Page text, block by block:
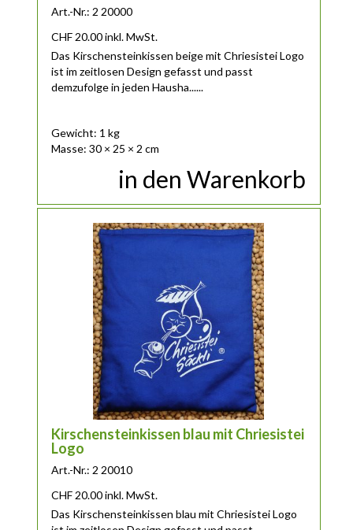
Art.-Nr.: 2 20000
CHF20.00 inkl. MwSt.
Das Kirschensteinkissen beige mit Chriesistei Logo
ist im zeitlosen Design gefasst und passt
demzufolge in jeden Hausha......
Gewicht: 1 kg
Masse: 30 × 25 × 2 cm
in den Warenkorb
Kirschensteinkissen blau mit Chriesistei
Logo
Art.-Nr.: 2 20010
CHF 20.00 inkl. MwSt.
Das Kirschensteinkissen blau mit Chriesistei Logo